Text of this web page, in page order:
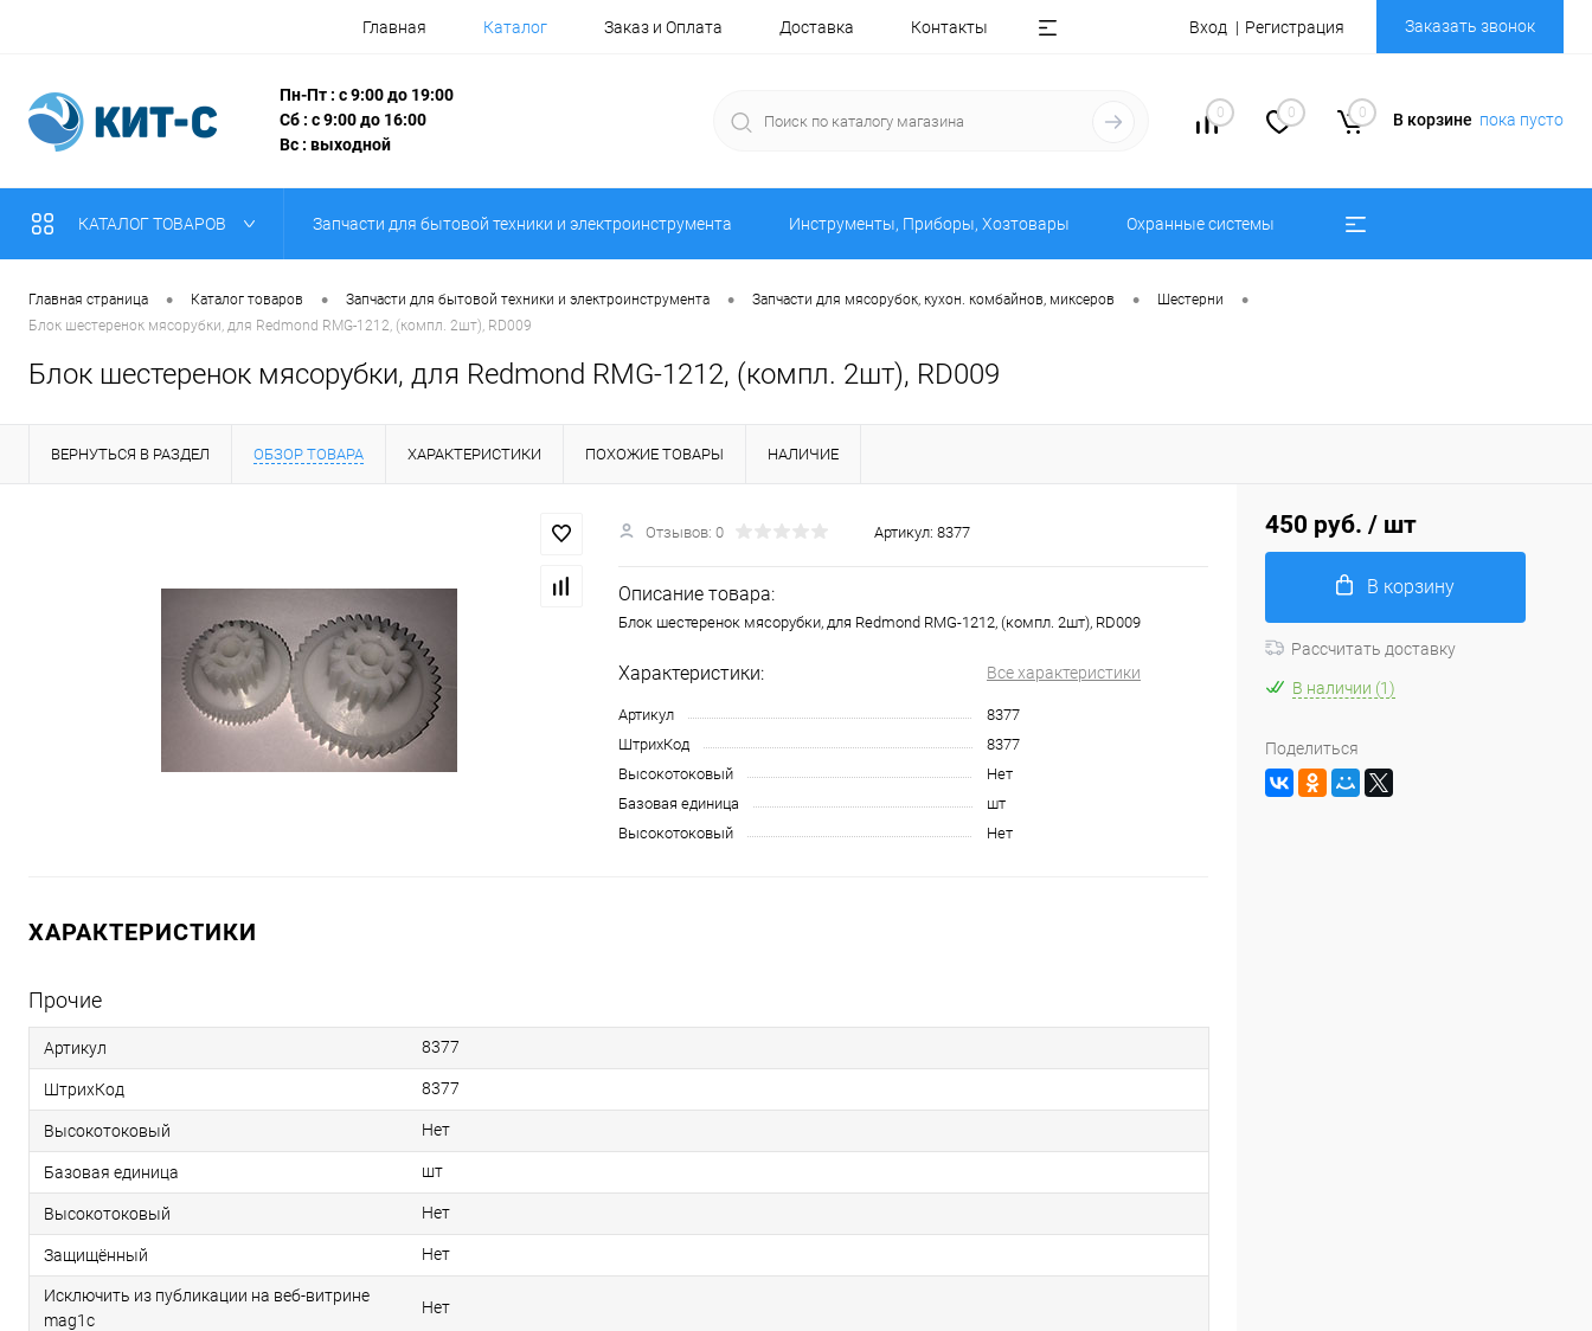
Главная Каталог Заказ и Оплата Доставка Контакты Вход Регистрация Заказать звонок
Пн-Пт : с 9:00 до 19:00
Сб : с 9:00 до 16:00
Вс : выходной
0 0 0 В корзине пока пусто
КАТАЛОГ ТОВАРОВ Запчасти для бытовой техники и электроинструмента Инструменты, Приборы, Хозтовары Охранные системы
Главная страница • Каталог товаров • Запчасти для бытовой техники и электроинструмента • Запчасти для мясорубок, кухон. комбайнов, миксеров • Шестерни •
Блок шестеренок мясорубки, для Redmond RMG-1212, (компл. 2шт), RD009
Блок шестеренок мясорубки, для Redmond RMG-1212, (компл. 2шт), RD009
ВЕРНУТЬСЯ В РАЗДЕЛ ОБЗОР ТОВАРА ХАРАКТЕРИСТИКИ ПОХОЖИЕ ТОВАРЫ НАЛИЧИЕ
Отзывов: 0 Артикул: 8377
Описание товара:
Блок шестеренок мясорубки, для Redmond RMG-1212, (компл. 2шт), RD009
Характеристики: Все характеристики
Артикул
8377
ШтрихКод
8377
Высокотоковый
Нет
Базовая единица
шт
Высокотоковый
Нет
ХАРАКТЕРИСТИКИ
Прочие
Артикул 8377
ШтрихКод 8377
Высокотоковый Нет
Базовая единица шт
Высокотоковый Нет
Защищённый Нет
Исключить из публикации на веб-витрине
mag1c
Нет
450 руб. / шт
В корзину
Рассчитать доставку
В наличии (1)
Поделиться